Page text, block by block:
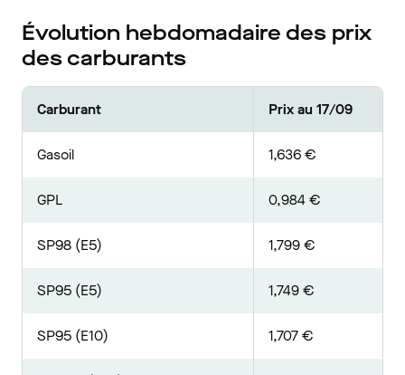
Évolution hebdomadaire des prix
des carburants
Carburant Prix au 17/09
Gasoil 1,636 €
GPL 0,984 €
SP98 (E5) 1,799 €
SP95 (E5) 1,749 €
SP95 (E10) 1,707 €